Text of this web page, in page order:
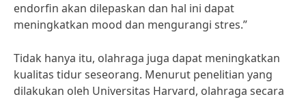
endorfin akan dilepaskan dan hal ini dapat
meningkatkan mood dan mengurangi stres.”
Tidak hanya itu, olahraga juga dapat meningkatkan
kualitas tidur seseorang. Menurut penelitian yang
dilakukan oleh Universitas Harvard, olahraga secara